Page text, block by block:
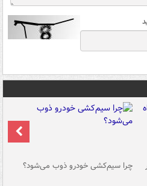
چرا سیم‌کشی خودرو ذوب می‌شود؟